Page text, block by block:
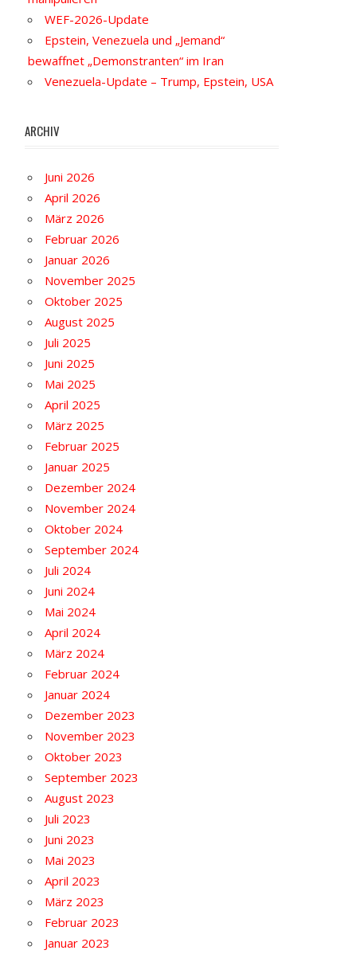
WEF-2026-Update
Epstein, Venezuela und „Jemand“
bewaffnet „Demonstranten“ im Iran
Venezuela-Update – Trump, Epstein, USA
ARCHIV
Juni 2026
April 2026
März 2026
Februar 2026
Januar 2026
November 2025
Oktober 2025
August 2025
Juli 2025
Juni 2025
Mai 2025
April 2025
März 2025
Februar 2025
Januar 2025
Dezember 2024
November 2024
Oktober 2024
September 2024
Juli 2024
Juni 2024
Mai 2024
April 2024
März 2024
Februar 2024
Januar 2024
Dezember 2023
November 2023
Oktober 2023
September 2023
August 2023
Juli 2023
Juni 2023
Mai 2023
April 2023
März 2023
Februar 2023
Januar 2023